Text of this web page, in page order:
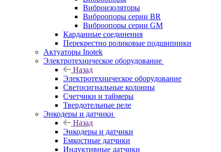
Виброизоляторы
Виброопоры серии BR
Виброопоры серии GM
Карданные соединения
Перекрестно роликовые подшипники
Актуаторы Inotek
Электротехническое оборудование
Назад
Электротехническое оборудование
Светосигнальные колонны
Счетчики и таймеры
Твердотельные реле
Энкодеры и датчики
Назад
Энкодеры и датчики
Емкостные датчики
Индуктивные датчики